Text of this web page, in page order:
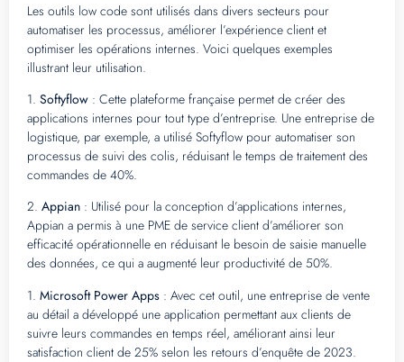
Les outils low code sont utilisés dans divers secteurs pour
automatiser les processus, améliorer l’expérience client et
optimiser les opérations internes. Voici quelques exemples
illustrant leur utilisation.
1. Softyflow : Cette plateforme française permet de créer des
applications internes pour tout type d’entreprise. Une entreprise de
logistique, par exemple, a utilisé Softyflow pour automatiser son
processus de suivi des colis, réduisant le temps de traitement des
commandes de 40%.
2. Appian : Utilisé pour la conception d’applications internes,
Appian a permis à une PME de service client d’améliorer son
efficacité opérationnelle en réduisant le besoin de saisie manuelle
des données, ce qui a augmenté leur productivité de 50%.
1. Microsoft Power Apps : Avec cet outil, une entreprise de vente
au détail a développé une application permettant aux clients de
suivre leurs commandes en temps réel, améliorant ainsi leur
satisfaction client de 25% selon les retours d’enquête de 2023.